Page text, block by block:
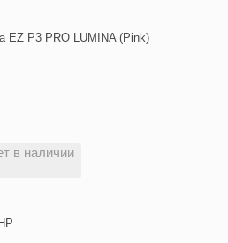
EZ P3 PRO LUMINA (Pink)
в наличии